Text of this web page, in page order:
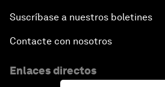
Suscríbase a nuestros boletines
Contacte con nosotros
Enlaces directos